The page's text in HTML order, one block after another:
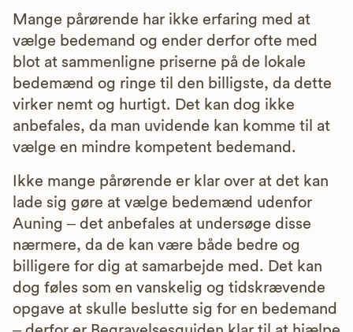
Mange pårørende har ikke erfaring med at
vælge bedemand og ender derfor ofte med
blot at sammenligne priserne på de lokale
bedemænd og ringe til den billigste, da dette
virker nemt og hurtigt. Det kan dog ikke
anbefales, da man uvidende kan komme til at
vælge en mindre kompetent bedemand.
Ikke mange pårørende er klar over at det kan
lade sig gøre at vælge bedemænd udenfor
Auning – det anbefales at undersøge disse
nærmere, da de kan være både bedre og
billigere for dig at samarbejde med. Det kan
dog føles som en vanskelig og tidskrævende
opgave at skulle beslutte sig for en bedemand